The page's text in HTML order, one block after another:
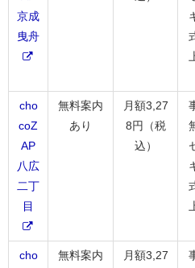
京成
曳舟
cho
coZ
AP
八広
二丁
目
無料案内
あり
月額3,27
8円（税
込）
cho
無料案内
月額3,27